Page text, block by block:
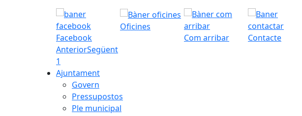
Facebook
Oficines
Com arribar
Contacte
AnteriorSegüent
1
Ajuntament
Govern
Pressupostos
Ple municipal